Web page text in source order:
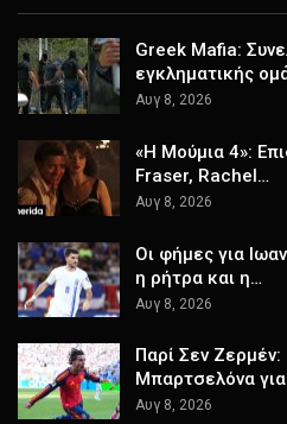
Greek Mafia:
εγκληματικής
Αυγ 8, 2026
«Η Μούμια 4»:
Fraser, Rachel…
Αυγ 8, 2026
Οι φήμες για
η ρήτρα και η…
Αυγ 8, 2026
Παρί Σεν
Μπαρτσελόνα
Αυγ 8, 2026